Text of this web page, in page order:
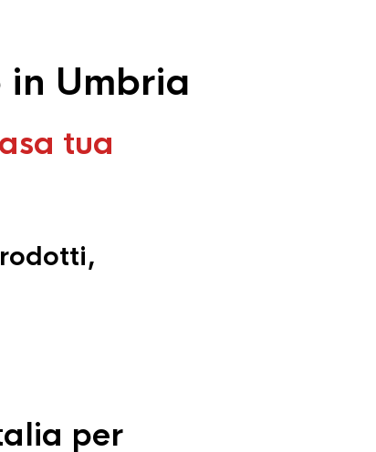
Umbria
tua
per